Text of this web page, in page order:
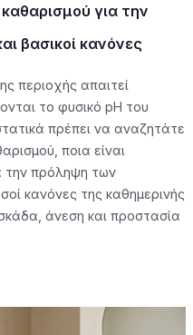
για την
βασικοί κανόνες
περιοχής απαιτεί
το φυσικό pH του
πρέπει να αναζητάτε
ποια είναι
την πρόληψη των
κανόνες της καθημερινής
άνεση και προστασία